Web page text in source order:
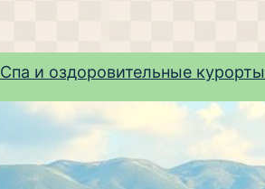
Спа и оздоровительные курорты